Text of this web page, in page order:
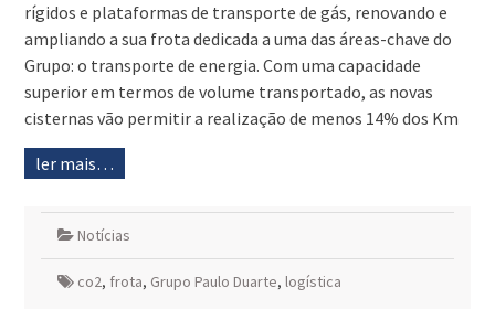
rígidos e plataformas de transporte de gás, renovando e
ampliando a sua frota dedicada a uma das áreas-chave do
Grupo: o transporte de energia. Com uma capacidade
superior em termos de volume transportado, as novas
cisternas vão permitir a realização de menos 14% dos Km
ler mais…
Notícias
co2, frota, Grupo Paulo Duarte, logística